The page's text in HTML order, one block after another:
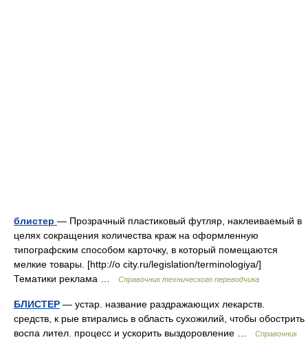
блистер — Прозрачный пластиковый футляр, наклеиваемый в
целях сокращения количества краж на оформленную
типографским способом карточку, в который помещаются
мелкие товары. [http://o city.ru/legislation/terminologiya/]
Тематики реклама …
Справочник технического переводчика
БЛИСТЕР — устар. название раздражающих лекарств.
средств, к рые втирались в область сухожилий, чтобы обострить
воспа лител. процесс и ускорить выздоровление …
Справочник